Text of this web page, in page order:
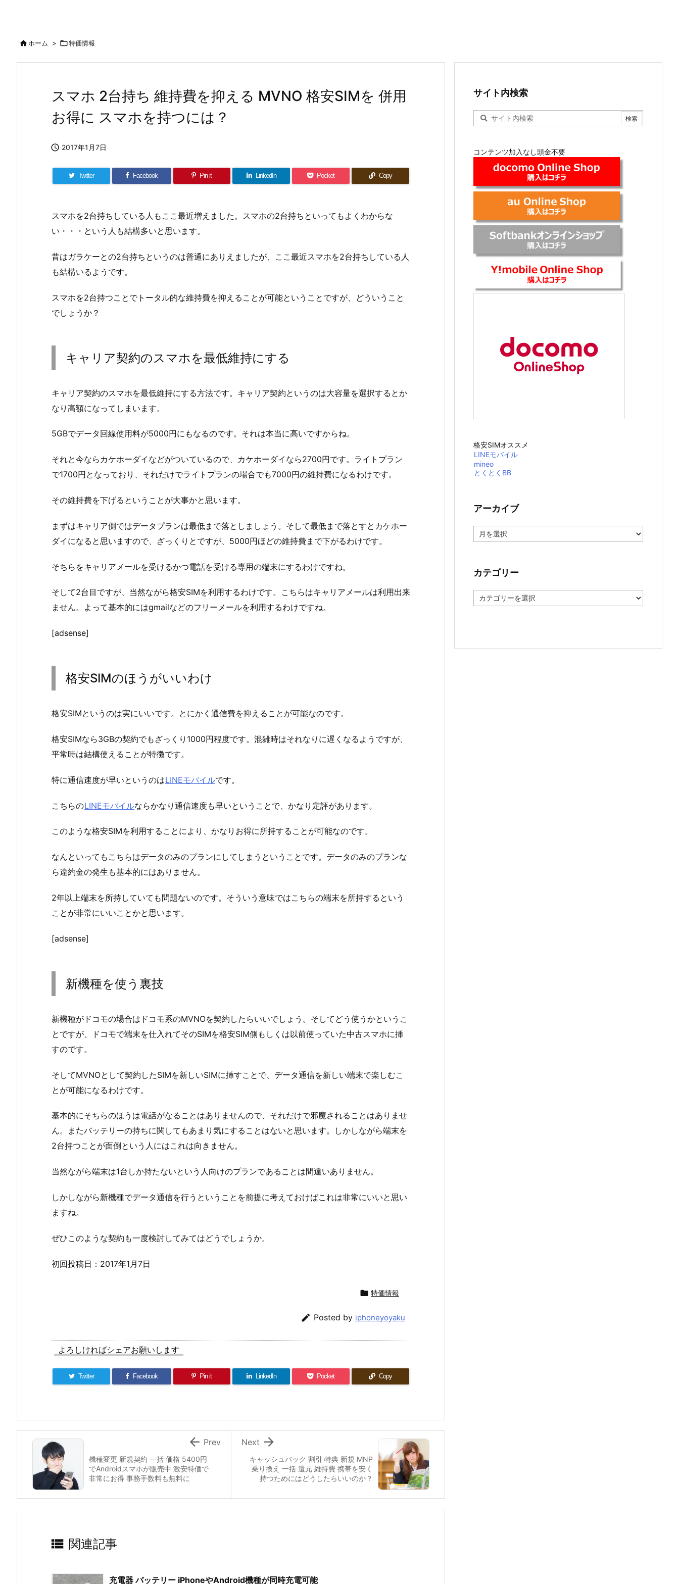
ホーム > 特価情報
スマホ 2台持ち 維持費を抑える MVNO 格安SIMを 併用
お得に スマホを持つには？
 2017年1月7日
Twitter Facebook Pin it LinkedIn Pocket Copy
スマホを2台持ちしている人もここ最近増えました。スマホの2台持ちといってもよくわからな
い・・・という人も結構多いと思います。
昔はガラケーとの2台持ちというのは普通にありえましたが、ここ最近スマホを2台持ちしている人
も結構いるようです。
スマホを2台持つことでトータル的な維持費を抑えることが可能ということですが、どういうこと
でしょうか？
キャリア契約のスマホを最低維持にする
キャリア契約のスマホを最低維持にする方法です。キャリア契約というのは大容量を選択するとか
なり高額になってしまいます。
5GBでデータ回線使用料が5000円にもなるのです。それは本当に高いですからね。
それと今ならカケホーダイなどがついているので、カケホーダイなら2700円です。ライトプラン
で1700円となっており、それだけでライトプランの場合でも7000円の維持費になるわけです。
その維持費を下げるということが大事かと思います。
まずはキャリア側ではデータプランは最低まで落としましょう。そして最低まで落とすとカケホー
ダイになると思いますので、ざっくりとですが、5000円ほどの維持費まで下がるわけです。
そちらをキャリアメールを受けるかつ電話を受ける専用の端末にするわけですね。
そして2台目ですが、当然ながら格安SIMを利用するわけです。こちらはキャリアメールは利用出来
ません。よって基本的にはgmailなどのフリーメールを利用するわけですね。
[adsense]
格安SIMのほうがいいわけ
格安SIMというのは実にいいです。とにかく通信費を抑えることが可能なのです。
格安SIMなら3GBの契約でもざっくり1000円程度です。混雑時はそれなりに遅くなるようですが、
平常時は結構使えることが特徴です。
特に通信速度が早いというのはLINEモバイルです。
こちらのLINEモバイルならかなり通信速度も早いということで、かなり定評があります。
このような格安SIMを利用することにより、かなりお得に所持することが可能なのです。
なんといってもこちらはデータのみのプランにしてしまうということです。データのみのプランな
ら違約金の発生も基本的にはありません。
2年以上端末を所持していても問題ないのです。そういう意味ではこちらの端末を所持するという
ことが非常にいいことかと思います。
[adsense]
新機種を使う裏技
新機種がドコモの場合はドコモ系のMVNOを契約したらいいでしょう。そしてどう使うかというこ
とですが、ドコモで端末を仕入れてそのSIMを格安SIM側もしくは以前使っていた中古スマホに挿
すのです。
そしてMVNOとして契約したSIMを新しいSIMに挿すことで、データ通信を新しい端末で楽しむこ
とが可能になるわけです。
基本的にそちらのほうは電話がなることはありませんので、それだけで邪魔されることはありませ
ん。またバッテリーの持ちに関してもあまり気にすることはないと思います。しかしながら端末を
2台持つことが面倒という人にはこれは向きません。
当然ながら端末は1台しか持たないという人向けのプランであることは間違いありません。
しかしながら新機種でデータ通信を行うということを前提に考えておけばこれは非常にいいと思い
ますね。
ぜひこのような契約も一度検討してみてはどうでしょうか。
初回投稿日：2017年1月7日
 特価情報
 Posted by iphoneyoyaku
よろしければシェアお願いします
Twitter Facebook Pin it LinkedIn Pocket Copy
キャッシュバック 割引 特典 新規 MNP
乗り換え 一括 還元 維持費 携帯を安く
持つためにはどうしたらいいのか？

Next
機種変更 新規契約 一括 価格 5400円
でAndroidスマホが販売中 激安特価で
非常にお得 事務手数料も無料に
 Prev
 関連記事
充電器 バッテリー iPhoneやAndroid機種が同時充電可能
サイト内検索
コンテンツ加入なし頭金不要
格安SIMオススメ
LINEモバイル
mineo
とくとくBB
アーカイブ
ー
ブ
カテゴリー
テ